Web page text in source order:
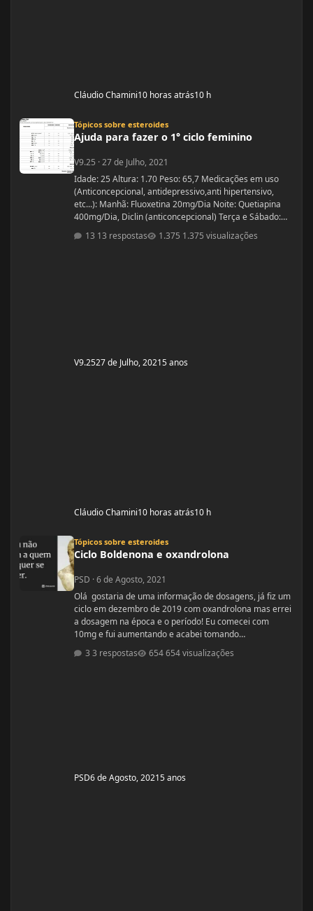
Cláudio Chamini10 horas atrás10 h
Tópicos sobre esteroides
Ajuda para fazer o 1° ciclo feminino
V9.25 ·27 de Julho, 2021
Idade: 25 Altura: 1.70 Peso: 65,7 Medicações em uso
(Anticoncepcional, antidepressivo,anti hipertensivo,
etc...): Manhã: Fluoxetina 20mg/Dia Noite: Quetiapina
400mg/Dia, Diclin (anticoncepcional) Terça e Sábado:
cirurgias: Frequentemente tenho hipoglicemia oque faz
13 respostas 1.375 visualizações
V9.2527 de Julho, 20215 anos
Cláudio Chamini10 horas atrás10 h
Tópicos sobre esteroides
Ciclo Boldenona e oxandrolona
PSD ·6 de Agosto, 2021
Olá gostaria de uma informação de dosagens, já fiz um
ciclo em dezembro de 2019 com oxandrolona mas errei
a dosagem na época e o período! Eu comecei com
10mg e fui aumentando e acabei tomando
60mg porque entendi errado foram 4 semanas tive
ganhos de 5 quilos. Eu já treinava na época a 4 anos já
3 respostas 654 visualizações
PSD6 de Agosto, 20215 anos